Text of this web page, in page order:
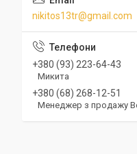
nikitos13tr@gmail.com
+380 (93) 223-64-43
Микита
+380 (68) 268-12-51
Менеджер з продажу